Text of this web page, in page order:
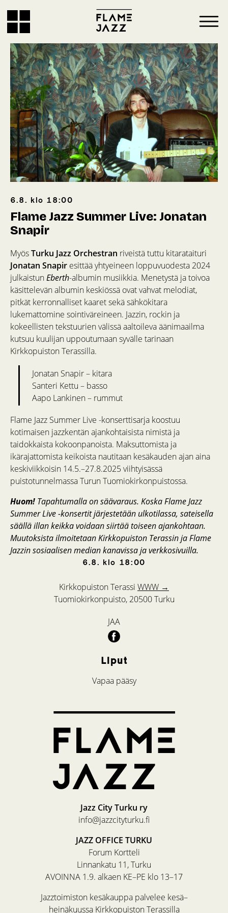
6.8. klo 18:00
Kirkkopuiston Terassi WWW →
Tuomiokirkonpuisto, 20500 Turku
JAA
Liput
Vapaa pääsy
6.8. klo 18:00
Flame Jazz Summer Live: Jonatan
Snapir
MyösTurku Jazz Orchestran riveistä tuttu kitarataituri
Jonatan Snapir esittää yhtyeineen loppuvuodesta 2024
julkaistunEberth-albumin musiikkia. Menetystä ja toivoa
käsittelevän albumin keskiössä ovat vahvat melodiat,
pitkät kerronnalliset kaaret sekä sähkökitara
lukemattomine sointiväreineen. Jazzin, rockin ja
kokeellisten tekstuurien välissä aaltoileva äänimaailma
kutsuu kuulijan uppoutumaan syvälle tarinaan
Kirkkopuiston Terassilla.
Jonatan Snapir – kitara
Santeri Kettu – basso
Aapo Lankinen – rummut
Flame Jazz Summer Live -konserttisarja koostuu
kotimaisen jazzkentän ajankohtaisista nimistä ja
taidokkaista kokoonpanoista. Maksuttomista ja
ikärajattomista keikoista nautitaan kesäkauden ajan aina
keskiviikkoisin 14.5.–27.8.2025 viihtyisässä
puistotunnelmassa Turun Tuomiokirkonpuistossa.
Huom! Tapahtumalla on säävaraus. Koska Flame Jazz
Summer Live -konsertit järjestetään ulkotilassa, sateisella
säällä illan keikka voidaan siirtää toiseen ajankohtaan.
Muutoksista ilmoitetaan Kirkkopuiston Terassin ja Flame
Jazzin sosiaalisen median kanavissa ja verkkosivuilla.
Jazz City Turku ry
info@jazzcityturku.fi
JAZZ OFFICE TURKU
Forum Kortteli
Linnankatu 11, Turku
AVOINNA 1.9. alkaen KE–PE klo 13–17
Jazztoimiston kesäkauppa palvelee kesä–
heinäkuussa Kirkkopuiston Terassilla